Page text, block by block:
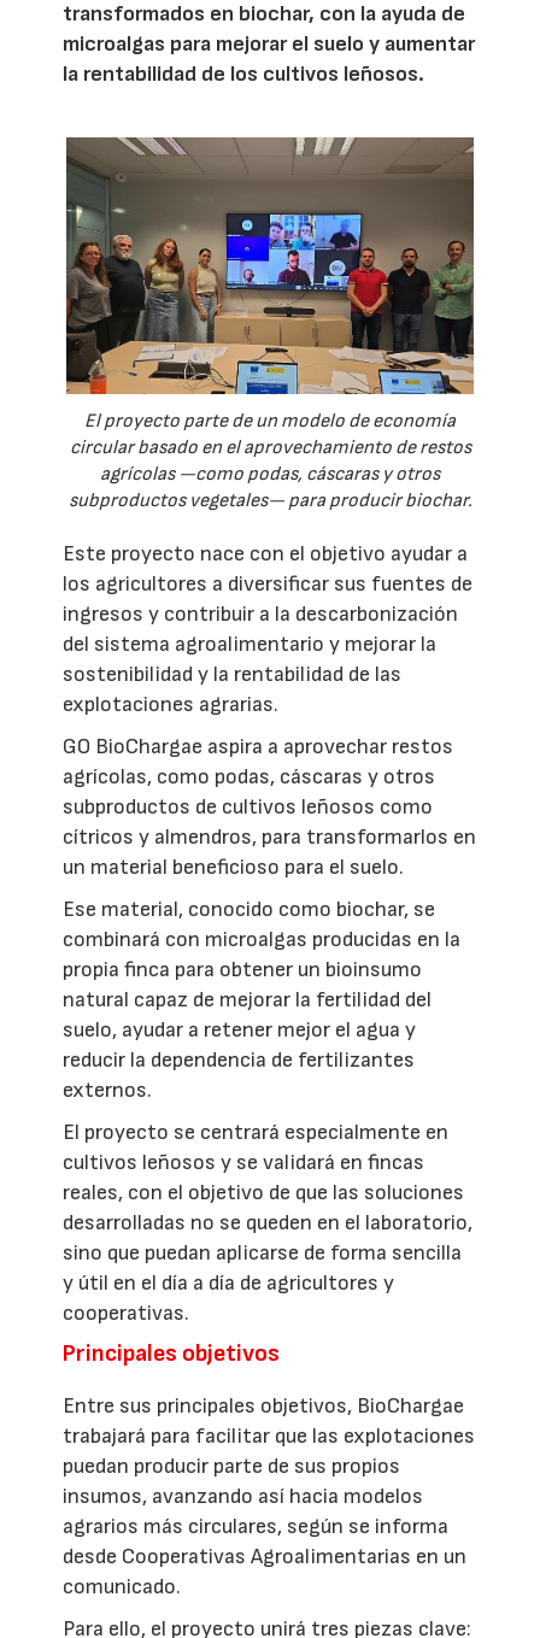
transformados en biochar, con la ayuda de
microalgas para mejorar el suelo y aumentar
la rentabilidad de los cultivos leñosos.
El proyecto parte de un modelo de economía
circular basado en el aprovechamiento de restos
agrícolas —como podas, cáscaras y otros
subproductos vegetales— para producir biochar.
Este proyecto nace con el objetivo ayudar a
los agricultores a diversificar sus fuentes de
ingresos y contribuir a la descarbonización
del sistema agroalimentario y mejorar la
sostenibilidad y la rentabilidad de las
explotaciones agrarias.
GO BioChargae aspira a aprovechar restos
agrícolas, como podas, cáscaras y otros
subproductos de cultivos leñosos como
cítricos y almendros, para transformarlos en
un material beneficioso para el suelo.
Ese material, conocido como biochar, se
combinará con microalgas producidas en la
propia finca para obtener un bioinsumo
natural capaz de mejorar la fertilidad del
suelo, ayudar a retener mejor el agua y
reducir la dependencia de fertilizantes
externos.
El proyecto se centrará especialmente en
cultivos leñosos y se validará en fincas
reales, con el objetivo de que las soluciones
desarrolladas no se queden en el laboratorio,
sino que puedan aplicarse de forma sencilla
y útil en el día a día de agricultores y
cooperativas.
Principales objetivos
Entre sus principales objetivos, BioChargae
trabajará para facilitar que las explotaciones
puedan producir parte de sus propios
insumos, avanzando así hacia modelos
agrarios más circulares, según se informa
desde Cooperativas Agroalimentarias en un
comunicado.
Para ello, el proyecto unirá tres piezas clave: